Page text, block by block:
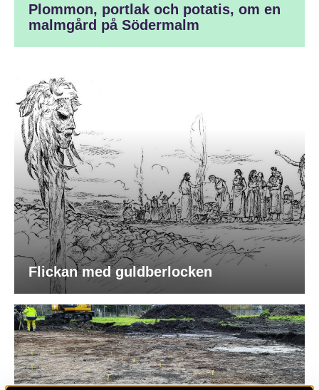
Plommon, portlak och potatis, om en
malmgård på Södermalm
Flickan med guldberlocken